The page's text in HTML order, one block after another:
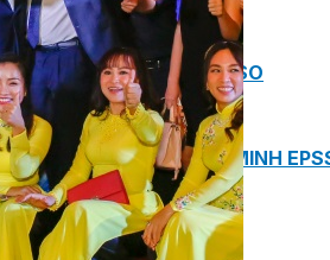
DẦU NƯỚC THẢI EPSSO
LÝ NƯỚC THẢI THÔNG MINH
ROOM) EPSSO